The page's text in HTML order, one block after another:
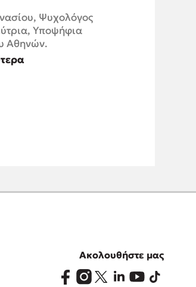
Ψυχολόγος
Υποψήφια
Αθηνών.
Ακολουθήστε μας